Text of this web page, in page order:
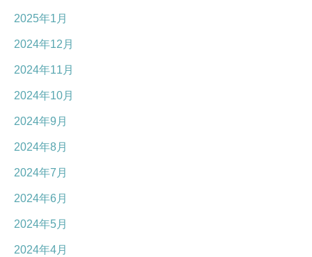
2025年1月
2024年12月
2024年11月
2024年10月
2024年9月
2024年8月
2024年7月
2024年6月
2024年5月
2024年4月